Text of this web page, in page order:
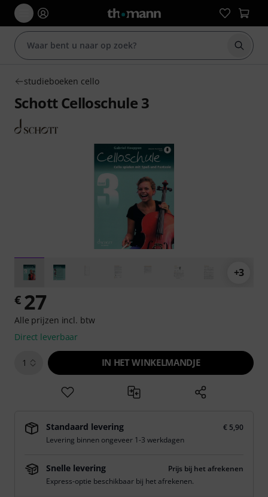
Zoek
studieboeken cello
Schott Celloschule 3
+3
€ 27
Alle prijzen incl. btw
Direct leverbaar
1 IN HET WINKELMANDJE
Standaard levering
€ 5,90
Levering binnen ongeveer 1-3 werkdagen
Snelle levering
Prijs bij het afrekenen
Express-optie beschikbaar bij het afrekenen.